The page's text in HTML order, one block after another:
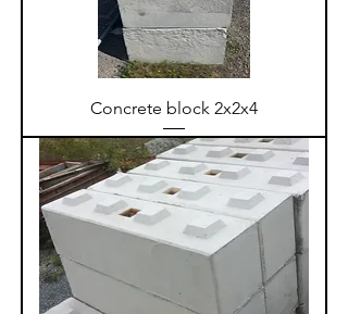
Concrete block 2x2x4